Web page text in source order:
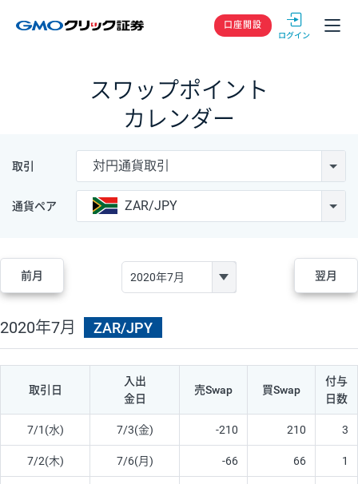
GMOクリック
口座開設
スワップポイント
カレンダー
取引 対円通貨取引
通貨ペア ZAR/JPY
前月 翌月
2020年7月 ZAR/JPY
取引日
入出
金日
売Swap 買Swap
付与
日数
7/1(水) 7/3(金) -210 210 3
7/2(木) 7/6(月) -66 66 1